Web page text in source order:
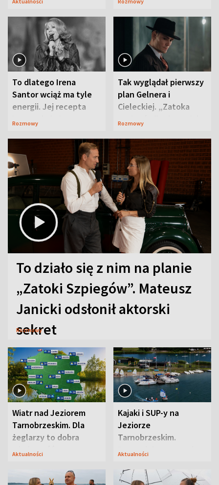
To dlatego Irena
Santor wciąż ma tyle
energii. Jej recepta
jest zaskakująco
Rozmowy
Tak wyglądał pierwszy
plan Gelnera i
Cieleckiej. „Zatoka
szpiegów” od razu ich
Rozmowy
To działo się z nim na planie
„Zatoki Szpiegów”. Mateusz
Janicki odsłonił aktorski
sekret
Rozmowy
Wiatr nad Jeziorem
Tarnobrzeskim. Dla
żeglarzy to dobra
wiadomość
Aktualności
Kajaki i SUP-y na
Jeziorze
Tarnobrzeskim.
Przyrodnicy zwracają
Aktualności